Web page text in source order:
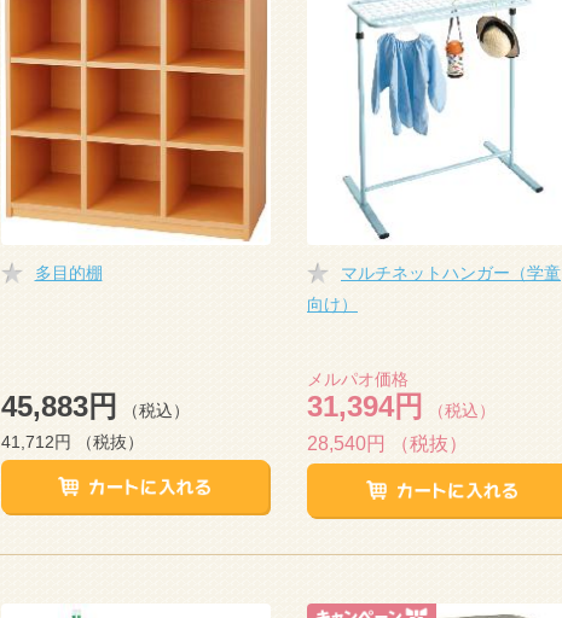
多目的棚
45,883円
（税込）
41,712円
（税抜）
マルチネットハンガー（学童
向け）
メルパオ価格
31,394円 （税込）
28,540円 （税抜）